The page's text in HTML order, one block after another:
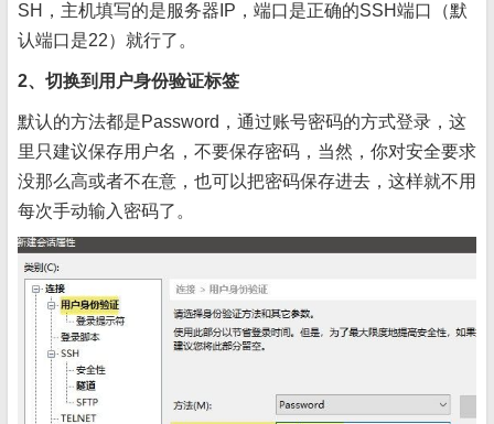
SH，主机填写的是服务器IP，端口是正确的SSH端口（默
认端口是22）就行了。
2、切换到用户身份验证标签
默认的方法都是Password，通过账号密码的方式登录，这
里只建议保存用户名，不要保存密码，当然，你对安全要求
没那么高或者不在意，也可以把密码保存进去，这样就不用
每次手动输入密码了。